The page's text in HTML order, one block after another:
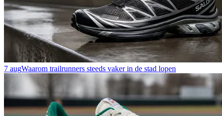
7 augWaarom trailrunners steeds vaker in de stad lopen